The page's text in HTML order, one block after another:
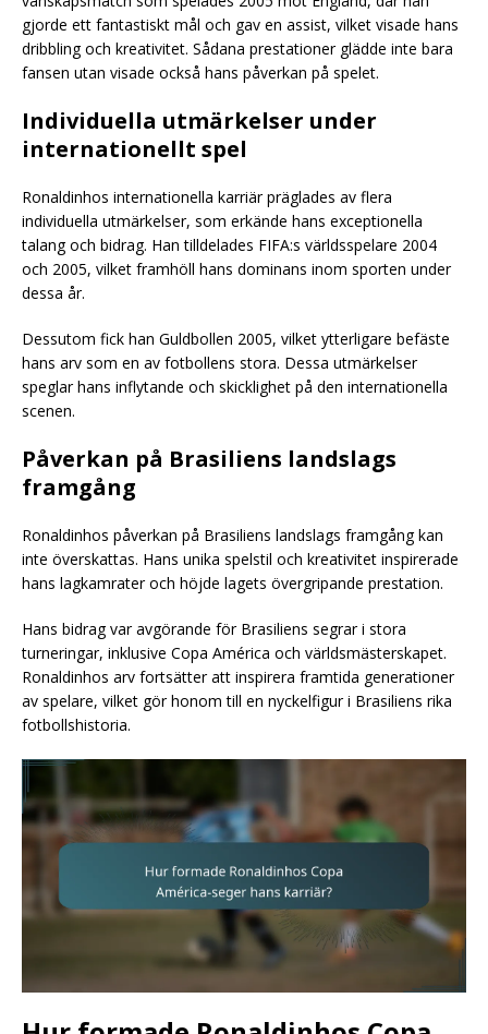
gjorde ett fantastiskt mål och gav en assist, vilket visade hans
dribbling och kreativitet. Sådana prestationer glädde inte bara
fansen utan visade också hans påverkan på spelet.
Individuella utmärkelser under
internationellt spel
Ronaldinhos internationella karriär präglades av flera
individuella utmärkelser, som erkände hans exceptionella
talang och bidrag. Han tilldelades FIFA:s världsspelare 2004
och 2005, vilket framhöll hans dominans inom sporten under
dessa år.
Dessutom fick han Guldbollen 2005, vilket ytterligare befäste
hans arv som en av fotbollens stora. Dessa utmärkelser
speglar hans inflytande och skicklighet på den internationella
scenen.
Påverkan på Brasiliens landslags
framgång
Ronaldinhos påverkan på Brasiliens landslags framgång kan
inte överskattas. Hans unika spelstil och kreativitet inspirerade
hans lagkamrater och höjde lagets övergripande prestation.
Hans bidrag var avgörande för Brasiliens segrar i stora
turneringar, inklusive Copa América och världsmästerskapet.
Ronaldinhos arv fortsätter att inspirera framtida generationer
av spelare, vilket gör honom till en nyckelfigur i Brasiliens rika
fotbollshistoria.